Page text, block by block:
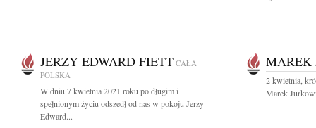
JERZY EDWARD FIETT CAŁA
POLSKA
W dniu 7 kwietnia 2021 roku po długim i
spełnionym życiu odszedł od nas w pokoju Jerzy
Edward...
MAREK
2 kwietnia,
Marek